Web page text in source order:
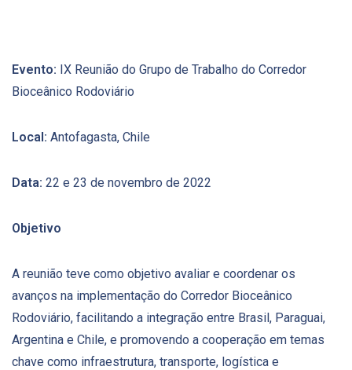
Evento: IX Reunião do Grupo de Trabalho do Corredor
Bioceânico Rodoviário
Local: Antofagasta, Chile
Data: 22 e 23 de novembro de 2022
Objetivo
A reunião teve como objetivo avaliar e coordenar os
avanços na implementação do Corredor Bioceânico
Rodoviário, facilitando a integração entre Brasil, Paraguai,
Argentina e Chile, e promovendo a cooperação em temas
chave como infraestrutura, transporte, logística e